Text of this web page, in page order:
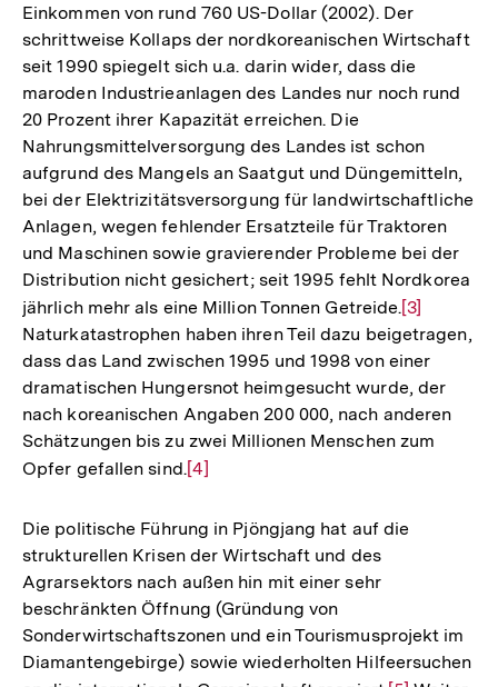
Einkommen von rund 760 US-Dollar (2002). Der
schrittweise Kollaps der nordkoreanischen Wirtschaft
seit 1990 spiegelt sich u.a. darin wider, dass die
maroden Industrieanlagen des Landes nur noch rund
20 Prozent ihrer Kapazität erreichen. Die
Nahrungsmittelversorgung des Landes ist schon
aufgrund des Mangels an Saatgut und Düngemitteln,
bei der Elektrizitätsversorgung für landwirtschaftliche
Anlagen, wegen fehlender Ersatzteile für Traktoren
und Maschinen sowie gravierender Probleme bei der
Distribution nicht gesichert; seit 1995 fehlt Nordkorea
jährlich mehr als eine Million Tonnen Getreide.Zur
Auflösung
der
Fußnote
[3]
Naturkatastrophen haben ihren Teil dazu beigetragen,
dass das Land zwischen 1995 und 1998 von einer
dramatischen Hungersnot heimgesucht wurde, der
nach koreanischen Angaben 200 000, nach anderen
Schätzungen bis zu zwei Millionen Menschen zum
Opfer gefallen sind.Zur
der
Fußnote
[4]
Die politische Führung in Pjöngjang hat auf die
strukturellen Krisen der Wirtschaft und des
Agrarsektors nach außen hin mit einer sehr
beschränkten Öffnung (Gründung von
Sonderwirtschaftszonen und ein Tourismusprojekt im
Diamantengebirge) sowie wiederholten Hilfeersuchen